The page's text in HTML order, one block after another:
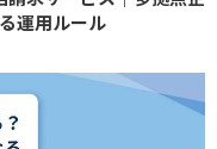
運用ルール